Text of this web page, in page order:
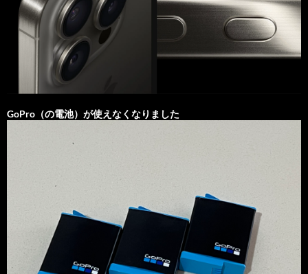
GoPro（の電池）が使えなくなりました